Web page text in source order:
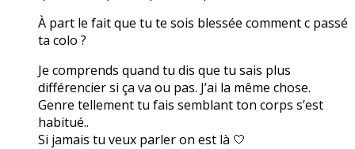
À part le fait que tu te sois blessée comment c passé
ta colo ?
Je comprends quand tu dis que tu sais plus
différencier si ça va ou pas. J’ai la même chose.
Genre tellement tu fais semblant ton corps s’est
habitué..
Si jamais tu veux parler on est là 🤍